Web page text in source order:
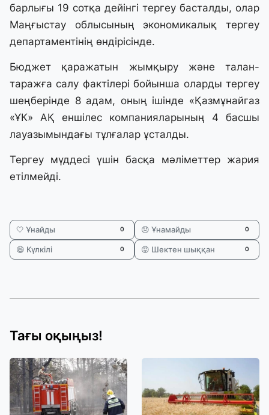
барлығы 19 сотқа дейінгі тергеу басталды, олар
Маңғыстау облысының экономикалық тергеу
департаментінің өндірісінде.
Бюджет қаражатын жымқыру және талан-
таражға салу фактілері бойынша оларды тергеу
шеңберінде 8 адам, оның ішінде «Қазмұнайгаз
«ҰК» АҚ еншілес компанияларының 4 басшы
лауазымындағы тұлғалар ұсталды.
Тергеу мүддесі үшін басқа мәліметтер жария
етілмейді.
🤍 Ұнайды 0 😞 Ұнамайды 0
😄 Күлкілі 0 😡 Шектен шыққан 0
Тағы оқыңыз!